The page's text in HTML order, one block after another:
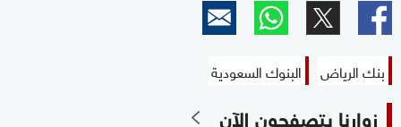
بنك الرياض البنوك السعودية
زوارنا يتصفحون الآن